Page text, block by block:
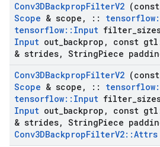
Conv3DBackpropFilterV2 (const
Scope & scope , :: tensorflow
tensorflow:: Input filter
Input out backprop , const gtl
& strides, StringPiece
Conv3DBackpropFilterV2 (const
Scope & scope , :: tensorflow
tensorflow:: Input filter
Input out backprop , const gtl
& strides, StringPiece
Conv3DBackpropFilterV2::Attrs